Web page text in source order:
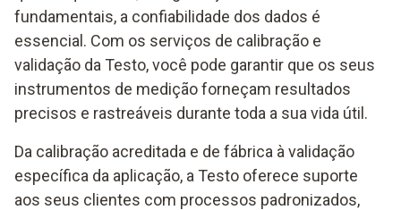
fundamentais, a confiabilidade dos dados é
essencial. Com os serviços de calibração e
validação da Testo, você pode garantir que os seus
instrumentos de medição forneçam resultados
precisos e rastreáveis durante toda a sua vida útil.
Da calibração acreditada e de fábrica à validação
específica da aplicação, a Testo oferece suporte
aos seus clientes com processos padronizados,